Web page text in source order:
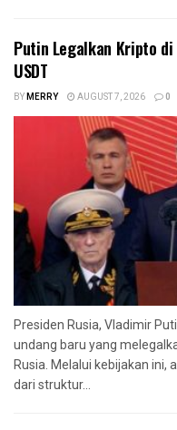
Putin Legalkan Kripto
USDT
BYMERRY AUGUST 7, 2026 0
Presiden Rusia, Vladimir
undang baru yang
Rusia. Melalui kebijakan ini,
dari struktur...